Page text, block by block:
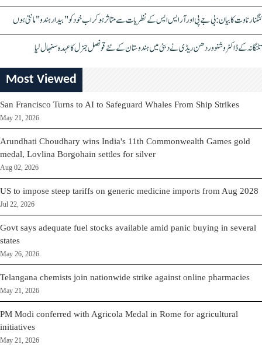
کنگنا رناوت کا بیان: بی جے پی اور آر ایس ایس کے نظریات سے متاثر ہو کر اب خود کو "بیدار ہندو" مانتی ہوں
تلنگانہ کے ڈاکٹر وشنو وردھن ریڈی نے دبئی میں ہندوستان کے نئے قونصل جنرل کا عہدہ سنبھال لیا
Most Viewed
San Francisco Turns to AI to Safeguard Whales From Ship Strikes
May 21, 2026
Arundhati Choudhary wins India's 11th Commonwealth Games gold
medal, Lovlina Borgohain settles for silver
Aug 02, 2026
US to impose steep tariffs on generic medicine imports from Aug 2028
Jul 22, 2026
Govt says adequate fuel stocks available amid panic buying in several
states
May 26, 2026
Telangana chemists join nationwide strike against online pharmacies
May 21, 2026
PM Modi conferred with Agricola Medal in Rome for agricultural
initiatives
May 21, 2026